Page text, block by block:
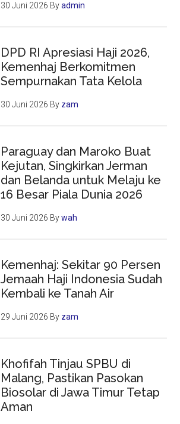
30 Juni 2026 Byadmin
DPD RI Apresiasi Haji 2026,
Kemenhaj Berkomitmen
Sempurnakan Tata Kelola
30 Juni 2026 By zam
Paraguay dan Maroko Buat
Kejutan, Singkirkan Jerman
dan Belanda untuk Melaju ke
16 Besar Piala Dunia 2026
30 Juni 2026 Bywah
Kemenhaj: Sekitar 90 Persen
Jemaah Haji Indonesia Sudah
Kembali ke Tanah Air
29 Juni 2026 By zam
Khofifah Tinjau SPBU di
Malang, Pastikan Pasokan
Biosolar di Jawa Timur Tetap
Aman